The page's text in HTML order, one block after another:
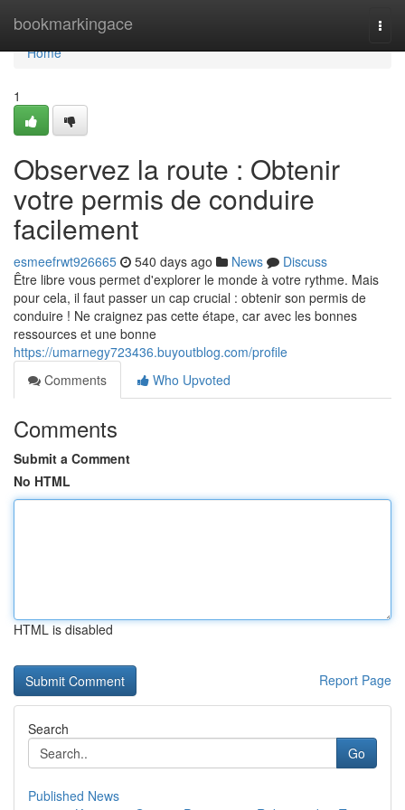
bookmarkingace
Home
Home
1
Observez la route : Obtenir
votre permis de conduire
facilement
esmeefrwt926665 540 days ago News
Discuss
Être libre vous permet d'explorer le monde à votre rythme. Mais
pour cela, il faut passer un cap crucial : obtenir son permis de
conduire ! Ne craignez pas cette étape, car avec les bonnes
ressources et une bonne
https://umarnegy723436.buyoutblog.com/profile
Comments
Who Upvoted
Comments
Submit a Comment
No HTML
HTML is disabled
Report Page
Search
Go
Published News